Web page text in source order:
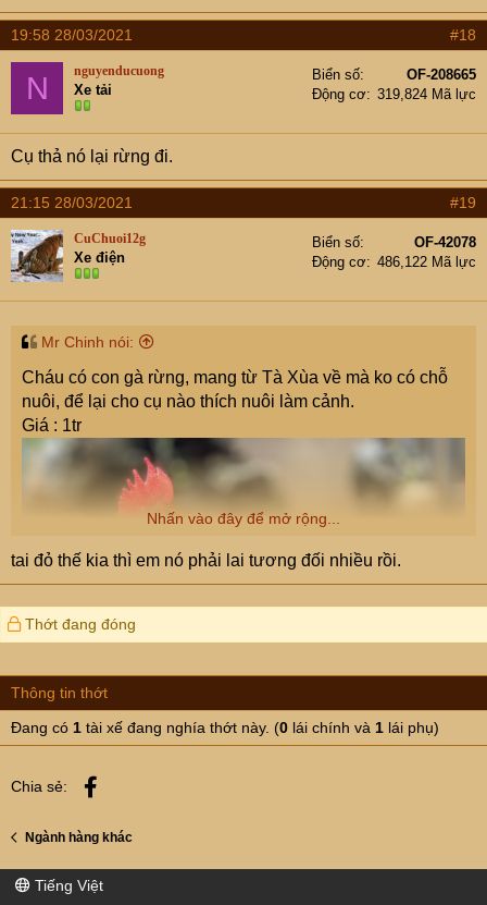
19:58 28/03/2021 #18
N nguyenducuong
Xe tải
Biển số
OF-208665
Động cơ
319,824 Mã lực
Cụ thả nó lại rừng đi.
21:15 28/03/2021 #19
CuChuoi12g
Xe điện
Biển số
OF-42078
Động cơ
486,122 Mã lực
Mr Chinh nói:
Cháu có con gà rừng, mang từ Tà Xùa về mà ko có chỗ
nuôi, để lại cho cụ nào thích nuôi làm cảnh.
Giá : 1tr
Nhấn vào đây để mở rộng...
tai đỏ thế kia thì em nó phải lai tương đối nhiều rồi.
Thớt đang đóng
Thông tin thớt
Đang có 1 tài xế đang nghía thớt này. (0 lái chính và 1 lái phụ)
Chia sẻ:
Ngành hàng khác
Tiếng Việt